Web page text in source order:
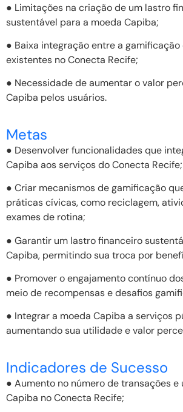
● Limitações na criação de um lastro
sustentável para a moeda Capiba;
● Baixa integração entre a gamificação
existentes no Conecta Recife;
● Necessidade de aumentar o valor
Capiba pelos usuários.
Metas
● Desenvolver funcionalidades que
Capiba aos serviços do Conecta Recife;
● Criar mecanismos de gamificação
práticas cívicas, como reciclagem,
exames de rotina;
● Garantir um lastro financeiro
Capiba, permitindo sua troca por
● Promover o engajamento contínuo
meio de recompensas e desafios
● Integrar a moeda Capiba a serviços
aumentando sua utilidade e valor
Indicadores de Sucesso
● Aumento no número de transações e
Capiba no Conecta Recife;